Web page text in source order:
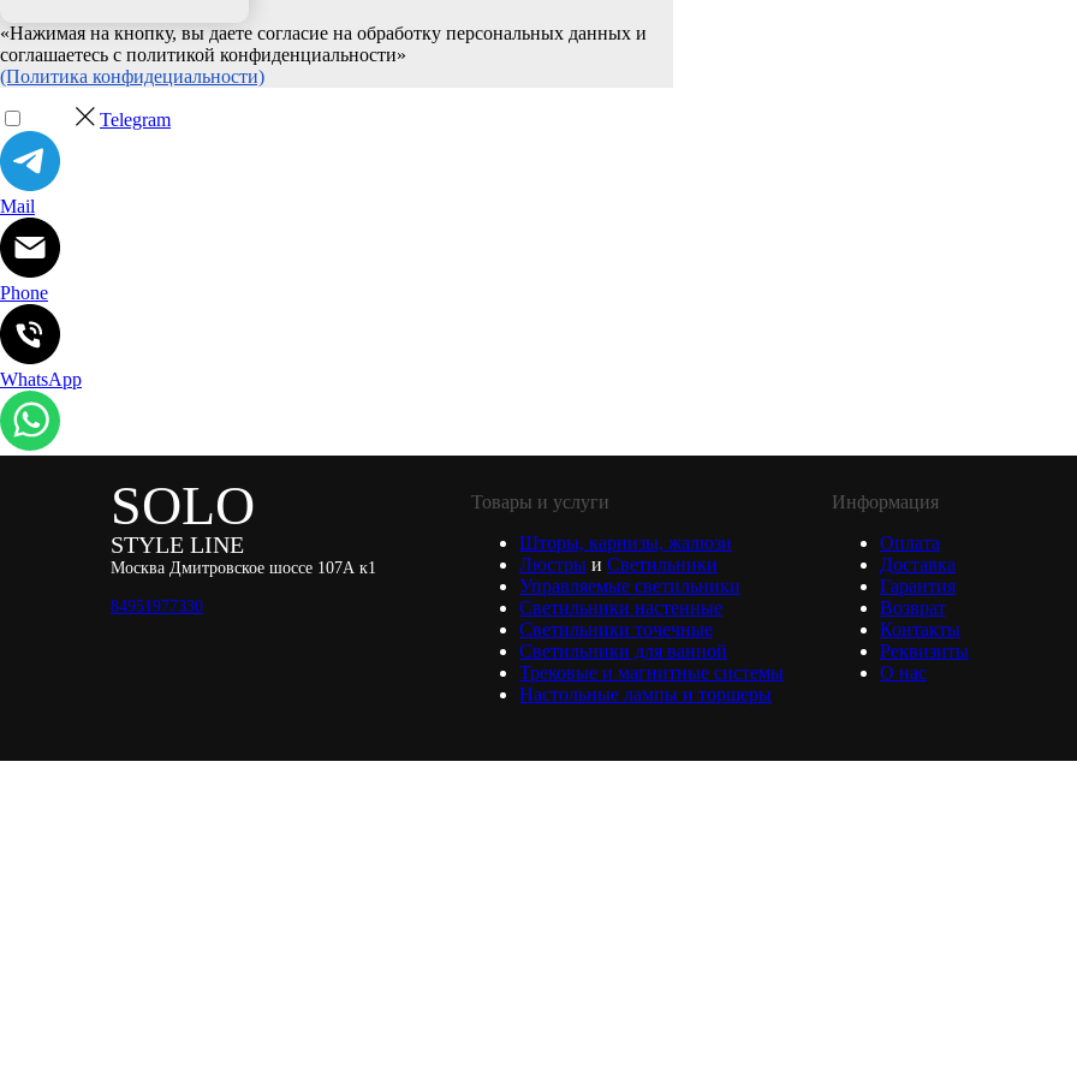
«Нажимая на кнопку, вы даете согласие на обработку персональных данных и
соглашаетесь c политикой конфиденциальности»
(Политика конфидециальности)
Telegram
Mail
Phone
WhatsApp
SOLO
STYLE LINE
Москва Дмитровское шоссе 107А к1
84951977330
Товары и услуги
Шторы, карнизы, жалюзи
Люстры и Светильники
Управляемые светильники
Светильники настенные
Светильники точечные
Светильники для ванной
Трековые и магнитные системы
Настольные лампы и торшеры
Информация
Оплата
Доставка
Гарантия
Возврат
Контакты
Реквизиты
О нас